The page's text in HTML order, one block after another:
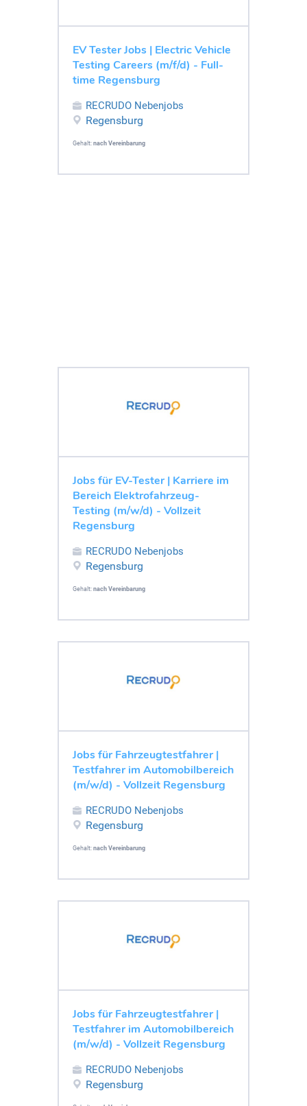
EV Tester Jobs | Electric Vehicle
Testing Careers (m/f/d) - Full-
time Regensburg
RECRUDO Nebenjobs
Regensburg
Gehalt: nach Vereinbarung
Jobs für EV-Tester | Karriere im
Bereich Elektrofahrzeug-
Testing (m/w/d) - Vollzeit
Regensburg
RECRUDO Nebenjobs
Regensburg
Gehalt: nach Vereinbarung
Jobs für Fahrzeugtestfahrer |
Testfahrer im Automobilbereich
(m/w/d) - Vollzeit Regensburg
RECRUDO Nebenjobs
Regensburg
Gehalt: nach Vereinbarung
Jobs für Fahrzeugtestfahrer |
Testfahrer im Automobilbereich
(m/w/d) - Vollzeit Regensburg
RECRUDO Nebenjobs
Regensburg